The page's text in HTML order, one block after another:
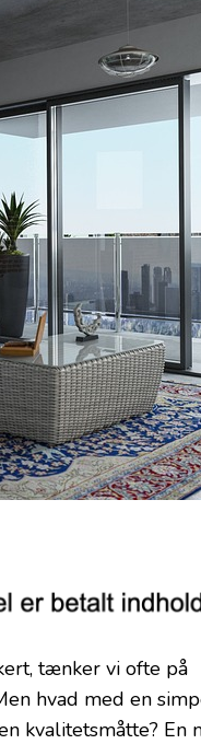
tænker vi ofte på
hvad med en
kvalitetsmåtte? En